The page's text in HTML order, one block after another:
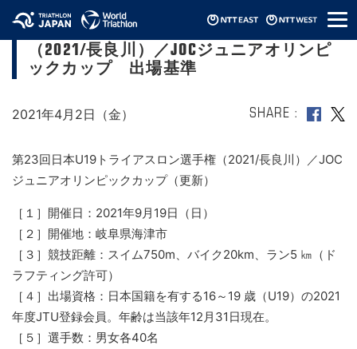
メ
ニ
第23回日本U19トライアスロン選手権
（2021/長良川）／JOCジュニアオリンピ
ックカップ 出場基準
2021年4月2日（金） SHARE
第23回日本U19トライアスロン選手権（2021/長良川）／JOC
ジュニアオリンピックカップ（更新）
［１］開催日：2021年9月19日（日）
［２］開催地：岐阜県海津市
［３］競技距離：スイム750m、バイク20km、ラン5 ㎞（ド
ラフティング許可）
［４］出場資格：日本国籍を有する16～19 歳（U19）の2021
年度JTU登録会員。年齢は当該年12月31日現在。
［５］選手数：男女各40名